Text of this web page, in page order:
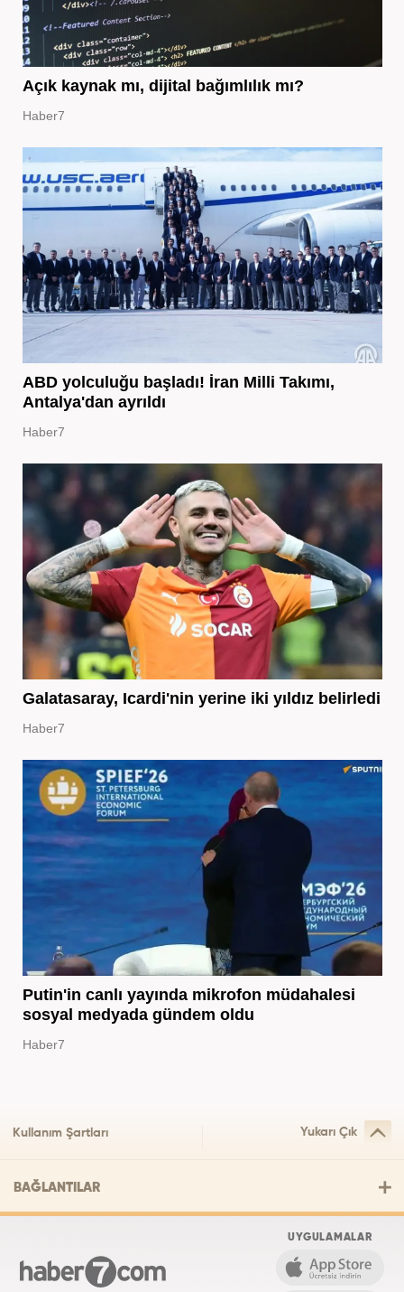
Açık kaynak mı, dijital bağımlılık mı?
Haber7
ABD yolculuğu başladı! İran Milli Takımı,
Antalya'dan ayrıldı
Haber7
Galatasaray, Icardi'nin yerine iki yıldız belirledi
Haber7
Putin'in canlı yayında mikrofon müdahalesi
sosyal medyada gündem oldu
Haber7
Kullanım Şartları Yukarı Çık
BAĞLANTILAR
UYGULAMALAR